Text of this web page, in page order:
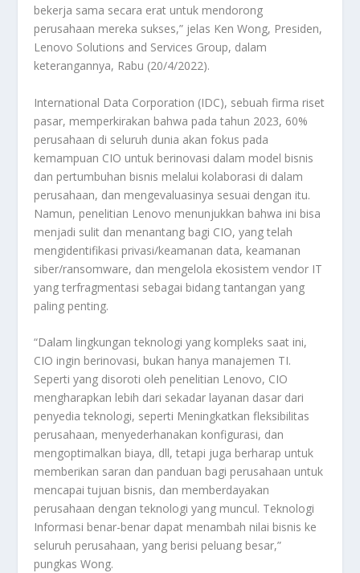
bekerja sama secara erat untuk mendorong
perusahaan mereka sukses,” jelas Ken Wong, Presiden,
Lenovo Solutions and Services Group, dalam
keterangannya, Rabu (20/4/2022).
International Data Corporation (IDC), sebuah firma riset
pasar, memperkirakan bahwa pada tahun 2023, 60%
perusahaan di seluruh dunia akan fokus pada
kemampuan CIO untuk berinovasi dalam model bisnis
dan pertumbuhan bisnis melalui kolaborasi di dalam
perusahaan, dan mengevaluasinya sesuai dengan itu.
Namun, penelitian Lenovo menunjukkan bahwa ini bisa
menjadi sulit dan menantang bagi CIO, yang telah
mengidentifikasi privasi/keamanan data, keamanan
siber/ransomware, dan mengelola ekosistem vendor IT
yang terfragmentasi sebagai bidang tantangan yang
paling penting.
“Dalam lingkungan teknologi yang kompleks saat ini,
CIO ingin berinovasi, bukan hanya manajemen TI.
Seperti yang disoroti oleh penelitian Lenovo, CIO
mengharapkan lebih dari sekadar layanan dasar dari
penyedia teknologi, seperti Meningkatkan fleksibilitas
perusahaan, menyederhanakan konfigurasi, dan
mengoptimalkan biaya, dll, tetapi juga berharap untuk
memberikan saran dan panduan bagi perusahaan untuk
mencapai tujuan bisnis, dan memberdayakan
perusahaan dengan teknologi yang muncul. Teknologi
Informasi benar-benar dapat menambah nilai bisnis ke
seluruh perusahaan, yang berisi peluang besar,”
pungkas Wong.